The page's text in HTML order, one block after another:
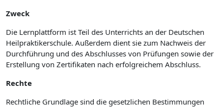
Zweck
Die Lernplattform ist Teil des Unterrichts an der Deutschen
Heilpraktikerschule. Außerdem dient sie zum Nachweis der
Durchführung und des Abschlusses von Prüfungen sowie der
Erstellung von Zertifikaten nach erfolgreichem Abschluss.
Rechte
Rechtliche Grundlage sind die gesetzlichen Bestimmungen